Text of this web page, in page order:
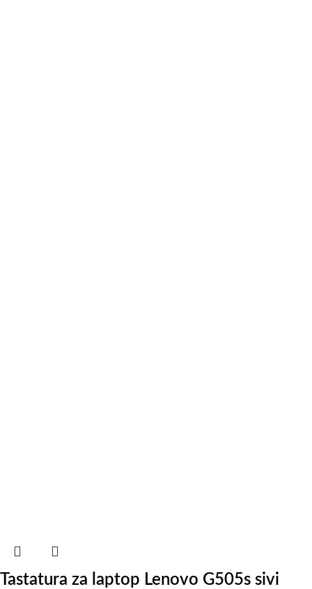
Tastatura za laptop Lenovo G505s sivi